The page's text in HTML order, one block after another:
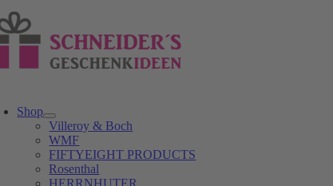
Zum
Inhalt
springen
Shop
Villeroy & Boch
WMF
FIFTYEIGHT PRODUCTS
Rosenthal
HERRNHUTER